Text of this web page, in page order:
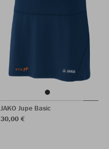
JAKO Jupe Basic
30,00 €